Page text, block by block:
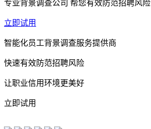
专业背景调查公司 帮您有效防范招聘风险
立即试用
智能化员工背景调查服务提供商
快速有效防范招聘风险
让职业信用环境更美好
立即试用